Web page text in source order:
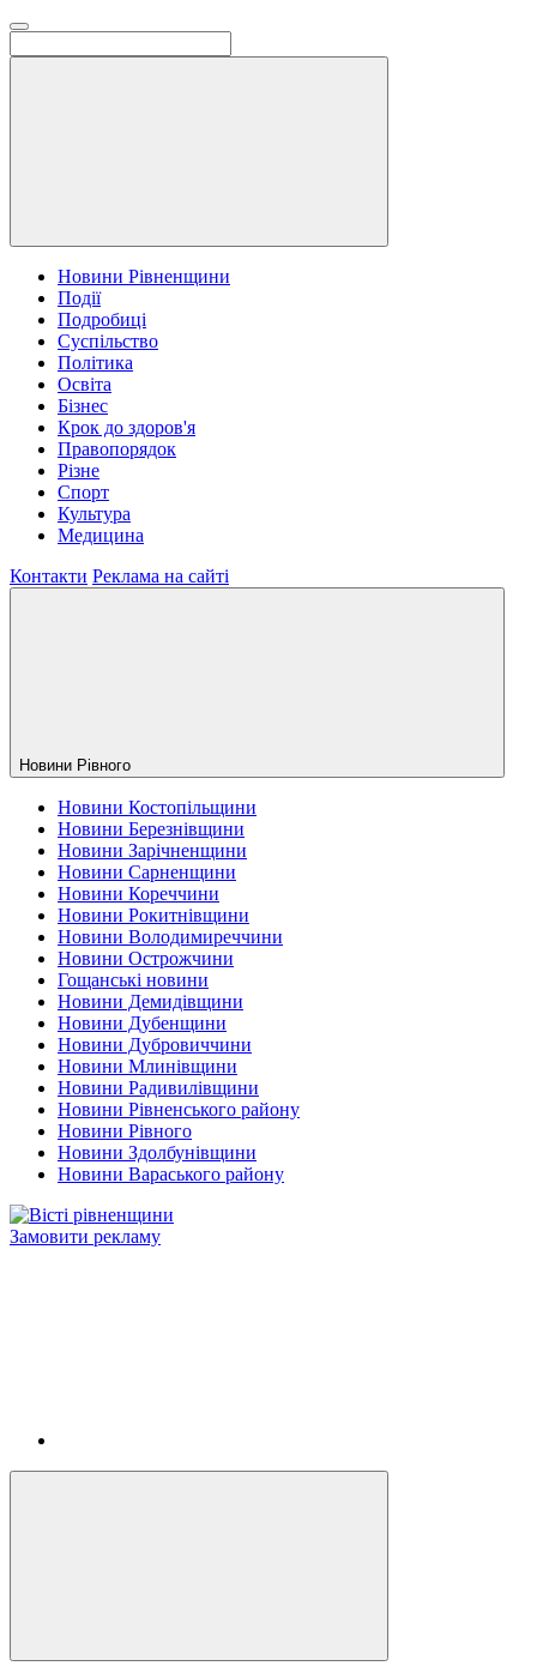
Новини Рівненщини
Події
Подробиці
Суспільство
Політика
Освіта
Бізнес
Крок до здоров'я
Правопорядок
Різне
Спорт
Культура
Медицина
Контакти Реклама на сайті
Новини Рiвного
Новини Костопільщини
Новини Березнівщини
Новини Зарічненщини
Новини Сарненщини
Новини Кореччини
Новини Рокитнівщини
Новини Володимиреччини
Новини Острожчини
Гощанські новини
Новини Демидівщини
Новини Дубенщини
Новини Дубровиччини
Новини Млинівщини
Новини Радивилівщини
Новини Рівненського району
Новини Рівного
Новини Здолбунівщини
Новини Вараського району
Замовити рекламу